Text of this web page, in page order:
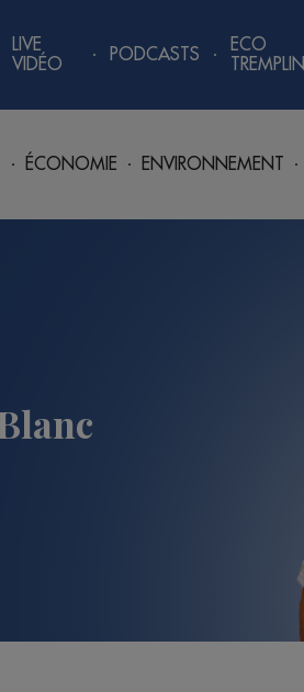
ÉCONOMIE ENVIRONNEMENT
LIVE
VIDÉO
PODCASTS
ECO
TREMPLIN